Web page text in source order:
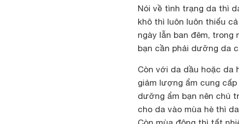
Nói về tình trạng da thì
khô thì luôn luôn thiếu
ngày lẫn ban đêm, trong
bạn cần phải dưỡng da
Còn với da dầu hoặc da
giảm lượng ẩm cung
dưỡng ẩm bạn nên chú
cho da vào mùa hè thì